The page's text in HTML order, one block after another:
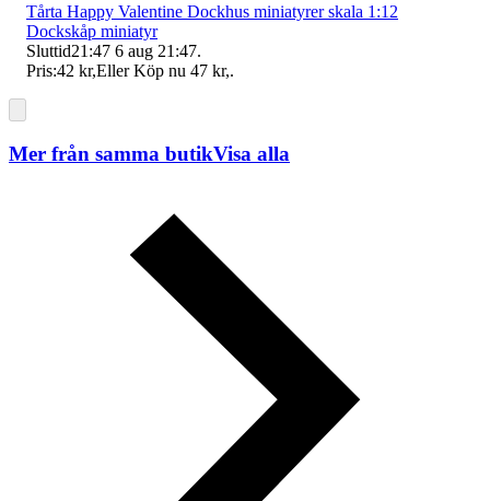
Tårta Happy Valentine Dockhus miniatyrer skala 1:12
Dockskåp miniatyr
Sluttid21:47 6 aug 21:47.
Pris:42 kr,Eller Köp nu 47 kr,.
Mer från samma butikVisa alla